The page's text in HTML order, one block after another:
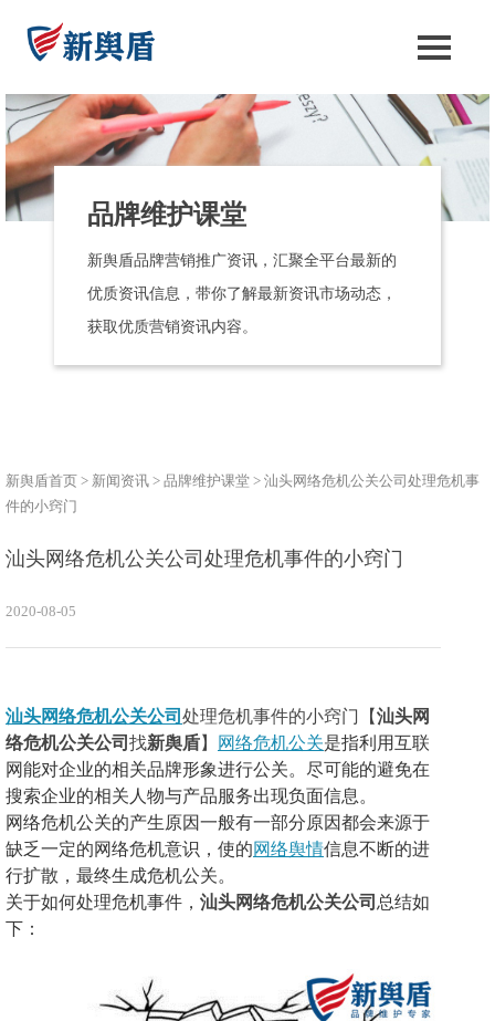
品牌维护课堂
新舆盾品牌营销推广资讯，汇聚全平台最新的
优质资讯信息，带你了解最新资讯市场动态，
获取优质营销资讯内容。
新舆盾首页 > 新闻资讯 > 品牌维护课堂 > 汕头网络危机公关公司处理危机事
件的小窍门
汕头网络危机公关公司处理危机事件的小窍门
2020-08-05
汕头网络危机公关公司 处理危机事件的小窍门【汕头网
络危机公关公司 找新舆盾】 网络危机公关是指利用互联
网能对企业的相关品牌形象进行公关。尽可能的避免在
搜索企业的相关人物与产品服务出现负面信息。
网络危机公关的产生原因一般有一部分原因都会来源于
缺乏一定的网络危机意识，使的网络舆情信息不断的进
行扩散，最终生成危机公关。
关于如何处理危机事件， 汕头网络危机公关公司 总结如
下：